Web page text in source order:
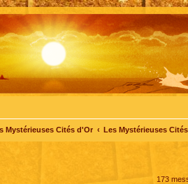
Mystérieuses Cités d'Or Les Mystérieuses
173